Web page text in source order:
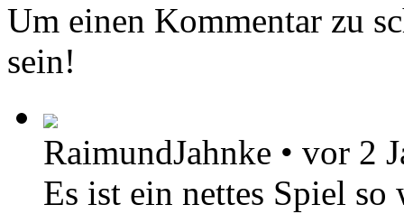
Um einen Kommentar zu
sein!
RaimundJahnke • vor 2
Es ist ein nettes Spiel so